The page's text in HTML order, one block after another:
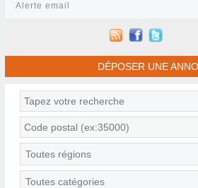
Alerte email
DÉPOSER UNE